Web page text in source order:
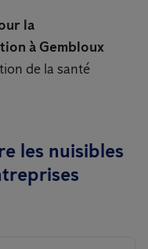
la
à Gembloux
de la santé
les nuisibles